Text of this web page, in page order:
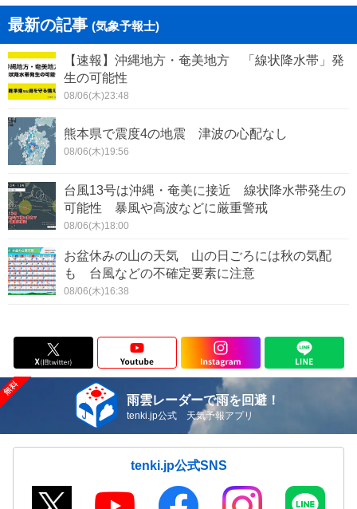
最新の記事 (気象予報士)
【速報】沖縄地方・奄美地方 「線状降水帯」発
生の可能性
08/06(木)23:48
熊本県で震度4の地震 津波の心配なし
08/06(木)19:56
台風13号は沖縄・奄美に接近 線状降水帯発生の
可能性 暴風や高波などに厳重警戒
08/06(木)18:00
お盆休みの山の天気 山の日ごろには秋の気配
も 台風などの不確定要素に注意
08/06(木)16:38
雨雲レーダーで雨を回避！
tenki.jp公式 天気予報アプリ
tenki.jp公式SNS